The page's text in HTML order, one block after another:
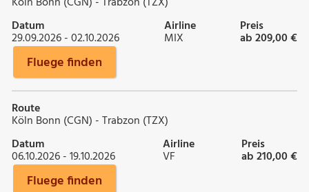
Datum
29.09.2026 - 02.10.2026
Airline
MIX
Preis
ab 209,00 €
Fluege finden
Route
Köln Bonn (CGN) - Trabzon (TZX)
Datum
06.10.2026 - 19.10.2026
Airline
VF
Preis
ab 210,00 €
Fluege finden